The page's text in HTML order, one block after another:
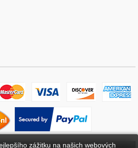
zážitku na našich webových